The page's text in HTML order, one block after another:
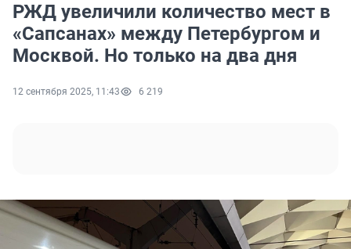
РЖД увеличили количество мест в
«Сапсанах» между Петербургом и
Москвой. Но только на два дня
12 сентября 2025, 11:43 6 219